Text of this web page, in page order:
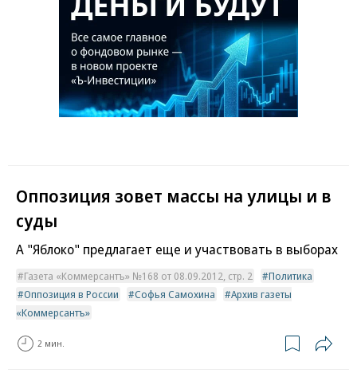
Оппозиция зовет массы на улицы и в
суды
А "Яблоко" предлагает еще и участвовать в выборах
Газета «Коммерсантъ» №168 от 08.09.2012, стр. 2
Политика
Оппозиция в России
Софья Самохина
Архив газеты
«Коммерсантъ»
2 мин.